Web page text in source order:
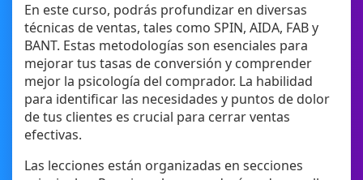
En este curso, podrás profundizar en diversas
técnicas de ventas, tales como SPIN, AIDA, FAB y
BANT. Estas metodologías son esenciales para
mejorar tus tasas de conversión y comprender
mejor la psicología del comprador. La habilidad
para identificar las necesidades y puntos de dolor
de tus clientes es crucial para cerrar ventas
efectivas.
Las lecciones están organizadas en secciones